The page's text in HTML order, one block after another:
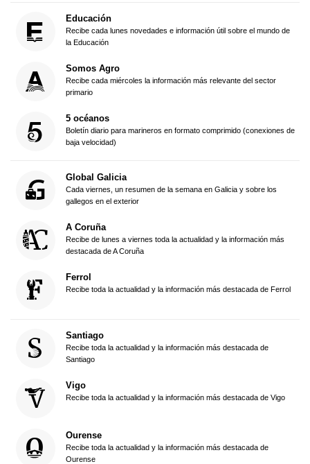
Educación
Recibe cada lunes novedades e información útil sobre el mundo de
la Educación
Somos Agro
Recibe cada miércoles la información más relevante del sector
primario
5 océanos
Boletín diario para marineros en formato comprimido (conexiones de
baja velocidad)
Global Galicia
Cada viernes, un resumen de la semana en Galicia y sobre los
gallegos en el exterior
A Coruña
Recibe de lunes a viernes toda la actualidad y la información más
destacada de A Coruña
Ferrol
Recibe toda la actualidad y la información más destacada de Ferrol
Santiago
Recibe toda la actualidad y la información más destacada de
Santiago
Vigo
Recibe toda la actualidad y la información más destacada de Vigo
Ourense
Recibe toda la actualidad y la información más destacada de
Ourense